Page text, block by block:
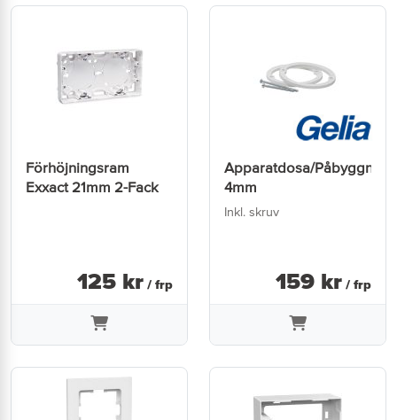
Förhöjningsram
Exxact 21mm 2-Fack
125 kr / frp
Apparatdosa/
4mm
Inkl. skruv
159 kr / frp